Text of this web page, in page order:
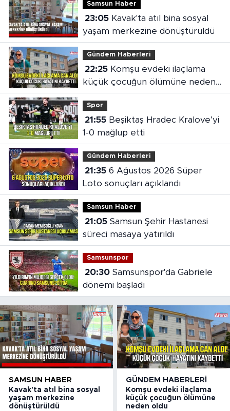
Samsun Haber
23:05Kavak'ta atıl bina sosyal
yaşam merkezine dönüştürüldü
Gündem Haberleri
22:25Komşu evdeki ilaçlama
küçük çocuğun ölümüne neden
oldu
Spor
21:55Beşiktaş Hradec Kralove’yi
1-0 mağlup etti
Gündem Haberleri
21:356 Ağustos 2026 Süper
Loto sonuçları açıklandı
Samsun Haber
21:05Samsun Şehir Hastanesi
süreci masaya yatırıldı
Samsunspor
20:30Samsunspor'da Gabriele
dönemi başladı
SAMSUN HABER
Kavak'ta atıl bina sosyal
yaşam merkezine
dönüştürüldü
GÜNDEM HABERLERI
Komşu evdeki ilaçlama
küçük çocuğun ölümüne
neden oldu